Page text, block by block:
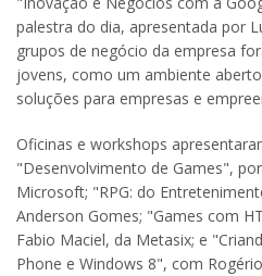
palestra do dia, apresentada por
grupos de negócio da empresa
jovens, como um ambiente
soluções para empresas e
Oficinas e workshops
"Desenvolvimento de Games",
Microsoft; "RPG: do
Anderson Gomes; "Games com
Fabio Maciel, da Metasix; e
Phone e Windows 8", com